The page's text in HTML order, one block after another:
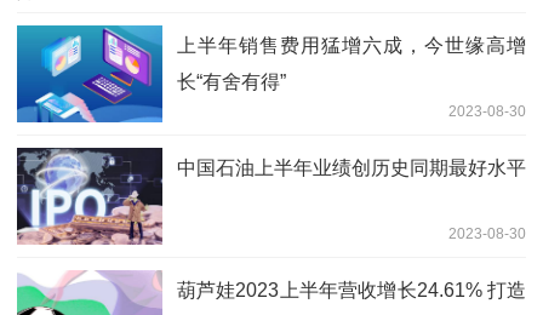
上半年销售费用猛增六成，今世缘高增
长“有舍有得”
2023-08-30
中国石油上半年业绩创历史同期最好水平
2023-08-30
葫芦娃2023上半年营收增长24.61% 打造